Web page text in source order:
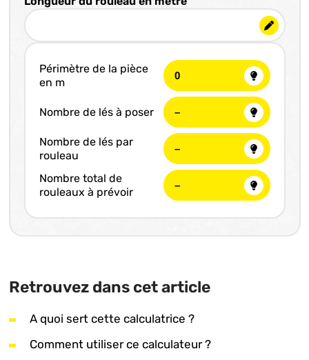
Périmètre de la pièce
en m
Nombre de lés à poser
Nombre de lés par
rouleau
Nombre total de
rouleaux à prévoir
Retrouvez dans cet article
A quoi sert cette calculatrice ?
Comment utiliser ce calculateur ?